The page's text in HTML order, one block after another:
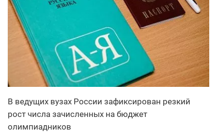
В ведущих вузах России зафиксирован резкий
рост числа зачисленных на бюджет
олимпиадников